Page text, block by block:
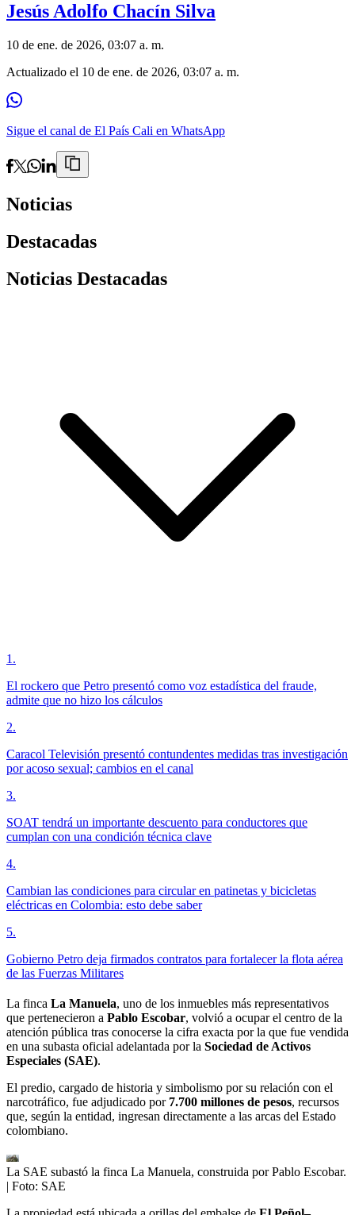
Jesús Adolfo Chacín Silva
10 de ene. de 2026, 03:07 a. m.
Actualizado el 10 de ene. de 2026, 03:07 a. m.
Sigue el canal de El País Cali en WhatsApp
Noticias
Destacadas
Noticias Destacadas
1 .
El rockero que Petro presentó como voz estadística del fraude,
admite que no hizo los cálculos
2.
Caracol Televisión presentó contundentes medidas tras investigación
por acoso sexual; cambios en el canal
3.
SOAT tendrá un importante descuento para conductores que
cumplan con una condición técnica clave
4.
Cambian las condiciones para circular en patinetas y bicicletas
eléctricas en Colombia: esto debe saber
5.
Gobierno Petro deja firmados contratos para fortalecer la flota aérea
de las Fuerzas Militares
La finca La Manuela, uno de los inmuebles más representativos
que pertenecieron a Pablo Escobar, volvió a ocupar el centro de la
atención pública tras conocerse la cifra exacta por la que fue vendida
en una subasta oficial adelantada por la Sociedad de Activos
Especiales (SAE).
El predio, cargado de historia y simbolismo por su relación con el
narcotráfico, fue adjudicado por 7.700 millones de pesos, recursos
que, según la entidad, ingresan directamente a las arcas del Estado
colombiano.
La SAE subastó la finca La Manuela, construida por Pablo Escobar.
| Foto: SAE